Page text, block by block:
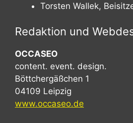
Torsten Wallek,
Redaktion und
OCCASEO
content. event. design.
Böttchergäßchen 1
04109 Leipzig
www.occaseo.de